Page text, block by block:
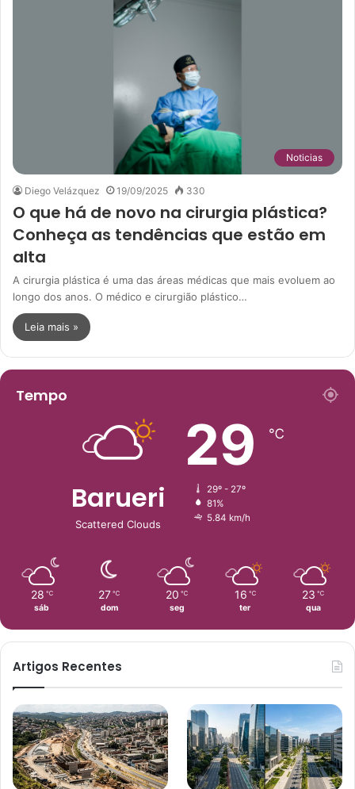
Noticias
Diego Velázquez 19/09/2025 330
O que há de novo na cirurgia plástica?
Conheça as tendências que estão em
alta
A cirurgia plástica é uma das áreas médicas que mais evoluem ao
longo dos anos. O médico e cirurgião plástico…
Leia mais »
Tempo
Barueri
Scattered Clouds
29 ℃
29º - 27º
81%
5.84 km/h
28 ℃
sáb
27 ℃
dom
20 ℃
seg
16 ℃
ter
23 ℃
qua
Artigos Recentes